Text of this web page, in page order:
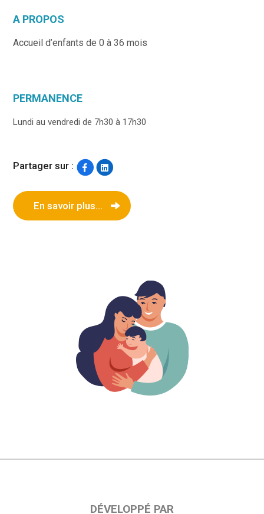
A PROPOS
Accueil d’enfants de 0 à 36 mois
PERMANENCE
Lundi au vendredi de 7h30 à 17h30
Partager sur :
En savoir plus...
DÉVELOPPÉ PAR